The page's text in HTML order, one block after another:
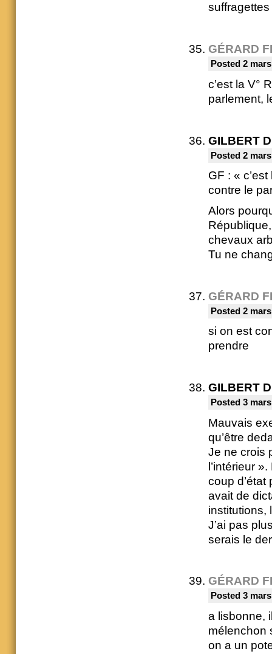
suffragettes
GÉRARD
Posted 2
c’est la V°
parlement,
GILBERT
Posted 2
GF : «
contre le
Alors
chevaux
Tu ne
GÉRARD
Posted 2
si on est
prendre
GILBERT
Posted 3
Mauvais
qu’être
Je ne crois
l’intérieur
coup
avait de
institutions,
J’ai pas
serais le
GÉRARD
Posted 3
a lisbonne,
mélenchon
on a un